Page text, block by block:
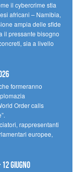
il cybercrime stia
africani – Namibia,
ampia delle sfide
il pressante bisogno
sia a livello
formeranno
Order calls
rappresentanti
europee,
giugno